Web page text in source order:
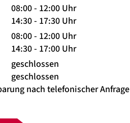
08:00 - 12:00 Uhr
14:30 - 17:30 Uhr
08:00 - 12:00 Uhr
14:30 - 17:00 Uhr
geschlossen
geschlossen
nach telefonischer Anfrage